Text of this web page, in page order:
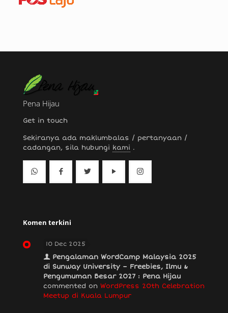
Pena Hijau
Get in touch
Sekiranya ada maklumbalas / pertanyaan /
cadangan, sila hubungi kami .
Komen terkini
10 Dec 2025
Pengalaman WordCamp Malaysia 2025
di Sunway University – Freebies, Ilmu &
Pengumuman Besar 2027 : Pena Hijau
commented on WordPress 20th Celebration
Meetup di Kuala Lumpur